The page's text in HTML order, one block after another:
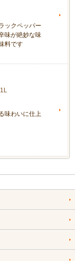
ックペッパー
味が絶妙な味
料です
味わいに仕上